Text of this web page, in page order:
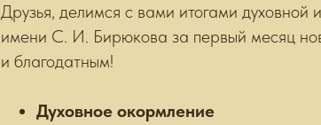
Друзья, делимся с вами итогами
имени С. И. Бирюкова за первый месяц
и благодатным!
Духовное окормление